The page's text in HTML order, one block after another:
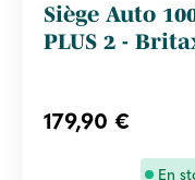
Siège Auto
PLUS 2 -
179,90 €
En